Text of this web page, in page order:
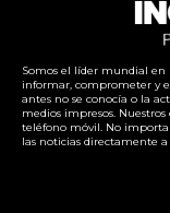
Somos el líder mundial en
informar, comprometer y
antes no se conocía o la
medios impresos.
teléfono móvil. No
las noticias directamente